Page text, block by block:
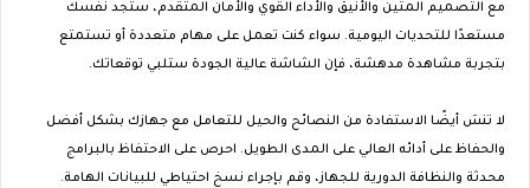
مع التصميم المتين والأنيق والأداء القوي والأمان المتقدم، ستجد نفسك
مستعدًا للتحديات اليومية. سواء كنت تعمل على مهام متعددة أو تستمتع
بتجربة مشاهدة مدهشة، فإن الشاشة عالية الجودة ستلبي توقعاتك.
لا تنسَ أيضًا الاستفادة من النصائح والحيل للتعامل مع جهازك بشكل أفضل
والحفاظ على أدائه العالي على المدى الطويل. احرص على الاحتفاظ بالبرامج
محدثة والنظافة الدورية للجهاز، وقم بإجراء نسخ احتياطي للبيانات الهامة.